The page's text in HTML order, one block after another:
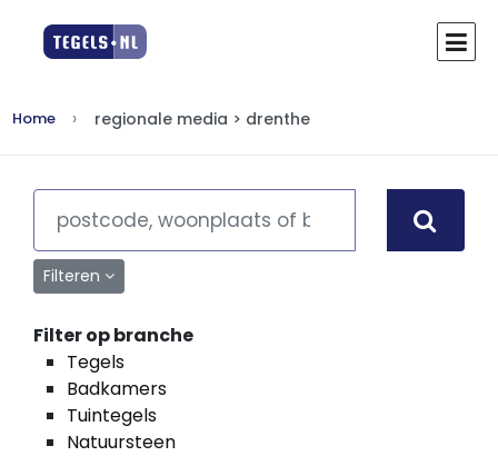
Home regionale media > drenthe
Filteren
Filter op branche
Tegels
Badkamers
Tuintegels
Natuursteen